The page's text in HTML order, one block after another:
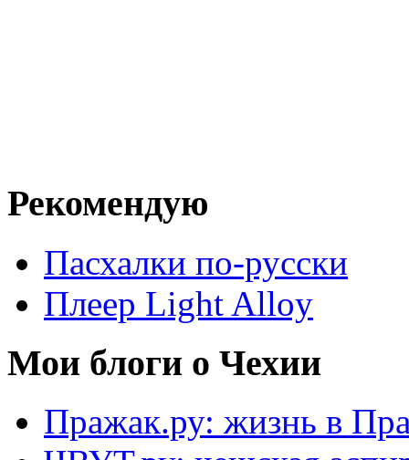
Рекомендую
Пасхалки по-русски
Плеер Light Alloy
Мои блоги о Чехии
Пражак.ру: жизнь в